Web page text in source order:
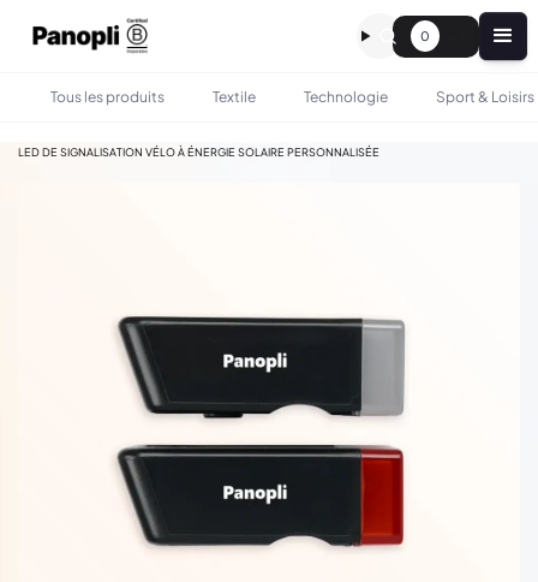
0
Tous les produits Textile Technologie Sport & Loisirs
LED DE SIGNALISATION VÉLO À ÉNERGIE SOLAIRE PERSONNALISÉE